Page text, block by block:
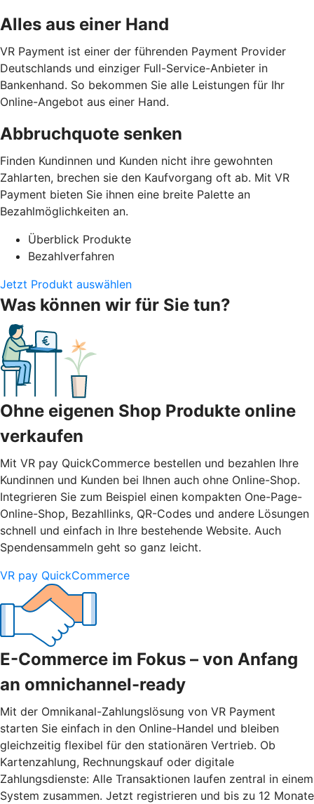
Alles aus einer Hand
VR Payment ist einer der führenden Payment Provider
Deutschlands und einziger Full-Service-Anbieter in
Bankenhand. So bekommen Sie alle Leistungen für Ihr
Online-Angebot aus einer Hand.
Abbruchquote senken
Finden Kundinnen und Kunden nicht ihre gewohnten
Zahlarten, brechen sie den Kaufvorgang oft ab. Mit VR
Payment bieten Sie ihnen eine breite Palette an
Bezahlmöglichkeiten an.
Überblick Produkte
Bezahlverfahren
Jetzt Produkt auswählen
Was können wir für Sie tun?
Ohne eigenen Shop Produkte online
verkaufen
Mit VR pay QuickCommerce bestellen und bezahlen Ihre
Kundinnen und Kunden bei Ihnen auch ohne Online-Shop.
Integrieren Sie zum Beispiel einen kompakten One-Page-
Online-Shop, Bezahllinks, QR-Codes und andere Lösungen
schnell und einfach in Ihre bestehende Website. Auch
Spendensammeln geht so ganz leicht.
VR pay QuickCommerce
E-Commerce im Fokus – von Anfang
an omnichannel-ready
Mit der Omnikanal-Zahlungslösung von VR Payment
starten Sie einfach in den Online-Handel und bleiben
gleichzeitig flexibel für den stationären Vertrieb. Ob
Kartenzahlung, Rechnungskauf oder digitale
Zahlungsdienste: Alle Transaktionen laufen zentral in einem
System zusammen. Jetzt registrieren und bis zu 12 Monate